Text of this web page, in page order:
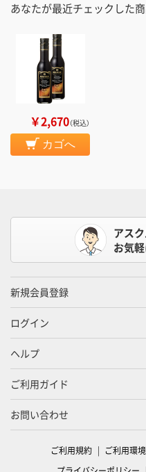
あなたが最近チェックした
￥2,670（税込）
カゴへ
アス
お気
新規会員登録
ログイン
ヘルプ
ご利用ガイド
お問い合わせ
ご利用規約 ご利用環